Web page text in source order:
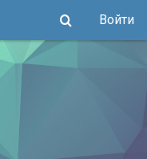
Войти